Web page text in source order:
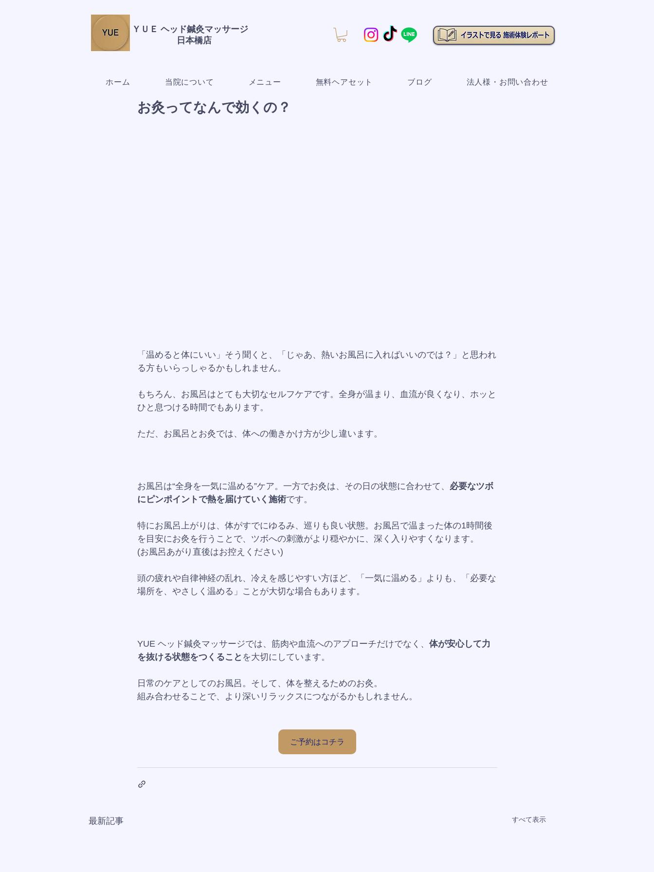
ＹＵＥ ヘッド鍼灸マッサージ
日本橋店
ホーム 当院について メニュー 無料ヘアセット ブログ 法人様・お問い合わせ
お灸ってなんで効くの？
「温めると体にいい」そう聞くと、「じゃあ、熱いお風呂に入ればいいのでは？」と思われ
る方もいらっしゃるかもしれません。
もちろん、お風呂はとても大切なセルフケアです。全身が温まり、血流が良くなり、ホッと
ひと息つける時間でもあります。
ただ、お風呂とお灸では、体への働きかけ方が少し違います。
お風呂は“全身を一気に温める”ケア。一方でお灸は、その日の状態に合わせて、 必要なツボ
にピンポイントで熱を届けていく施術です。
特にお風呂上がりは、体がすでにゆるみ、巡りも良い状態。お風呂で温まった体の1時間後
を目安にお灸を行うことで、ツボへの刺激がより穏やかに、深く入りやすくなります。
(お風呂あがり直後はお控えください)
頭の疲れや自律神経の乱れ、冷えを感じやすい方ほど、「一気に温める」よりも、「必要な
場所を、やさしく温める」ことが大切な場合もあります。
YUE ヘッド鍼灸マッサージでは、筋肉や血流へのアプローチだけでなく、 体が安心して力
を抜ける状態をつくること を大切にしています。
日常のケアとしてのお風呂。そして、体を整えるためのお灸。
組み合わせることで、より深いリラックスにつながるかもしれません。
ご予約はコチラ
最新記事 すべて表示